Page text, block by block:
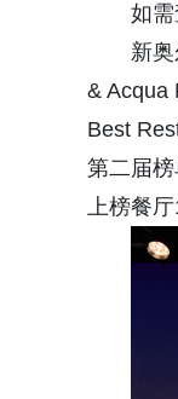
如需
新
& Acqua
Best
第二届
上榜餐厅